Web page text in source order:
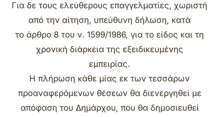
Για δε τους ελεύθερους επαγγελματίες, χωριστή
από την αίτηση, υπεύθυνη δήλωση, κατά
το άρθρο 8 του ν. 1599/1986, για το είδος και τη
χρονική διάρκεια της εξειδικευμένης
εμπειρίας.
Η πλήρωση κάθε μίας εκ των τεσσάρων
προαναφερόμενων θέσεων θα διενεργηθεί με
απόφαση του Δημάρχου, που θα δημοσιευθεί